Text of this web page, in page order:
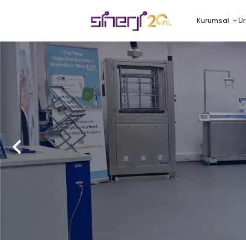
Kurumsal